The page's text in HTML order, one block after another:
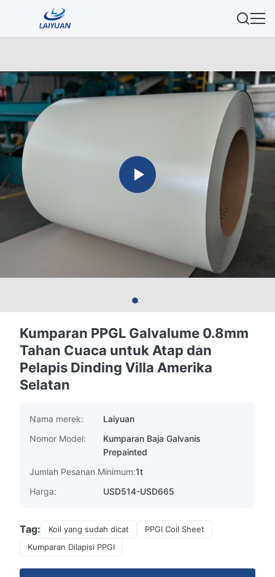
Kumparan PPGL Galvalume 0.8mm
Tahan Cuaca untuk Atap dan
Pelapis Dinding Villa Amerika
Selatan
Nama merek:
Laiyuan
Nomor Model:
Kumparan Baja Galvanis
Prepainted
Jumlah Pesanan Minimum:1t
Harga:
USD514-USD665
Tag: Koil yang sudah dicat
PPGI Coil Sheet
Kumparan Dilapisi PPGI